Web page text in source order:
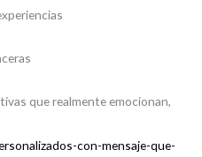
que realmente emocionan,
con-mensaje-que-